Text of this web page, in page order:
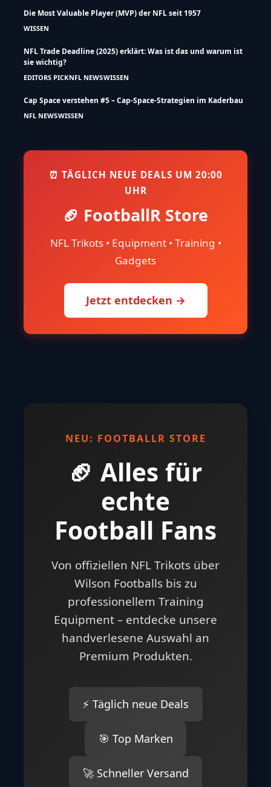
Die Most Valuable Player (MVP) der NFL seit 1957
WISSEN
NFL Trade Deadline (2025) erklärt: Was ist das und warum ist
sie wichtig?
EDITORS PICKNFL NEWSWISSEN
Cap Space verstehen #5 – Cap-Space-Strategien im Kaderbau
NFL NEWSWISSEN
⏰ TÄGLICH NEUE DEALS UM 20:00
UHR
🏈 FootballR Store
NFL Trikots • Equipment • Training •
Gadgets
Jetzt entdecken →
NEU: FOOTBALLR STORE
🏈 Alles für
echte
Football Fans
Von offiziellen NFL Trikots über
Wilson Footballs bis zu
professionellem Training
Equipment – entdecke unsere
handverlesene Auswahl an
Premium Produkten.
⚡ Täglich neue Deals
🎯 Top Marken
🚀 Schneller Versand